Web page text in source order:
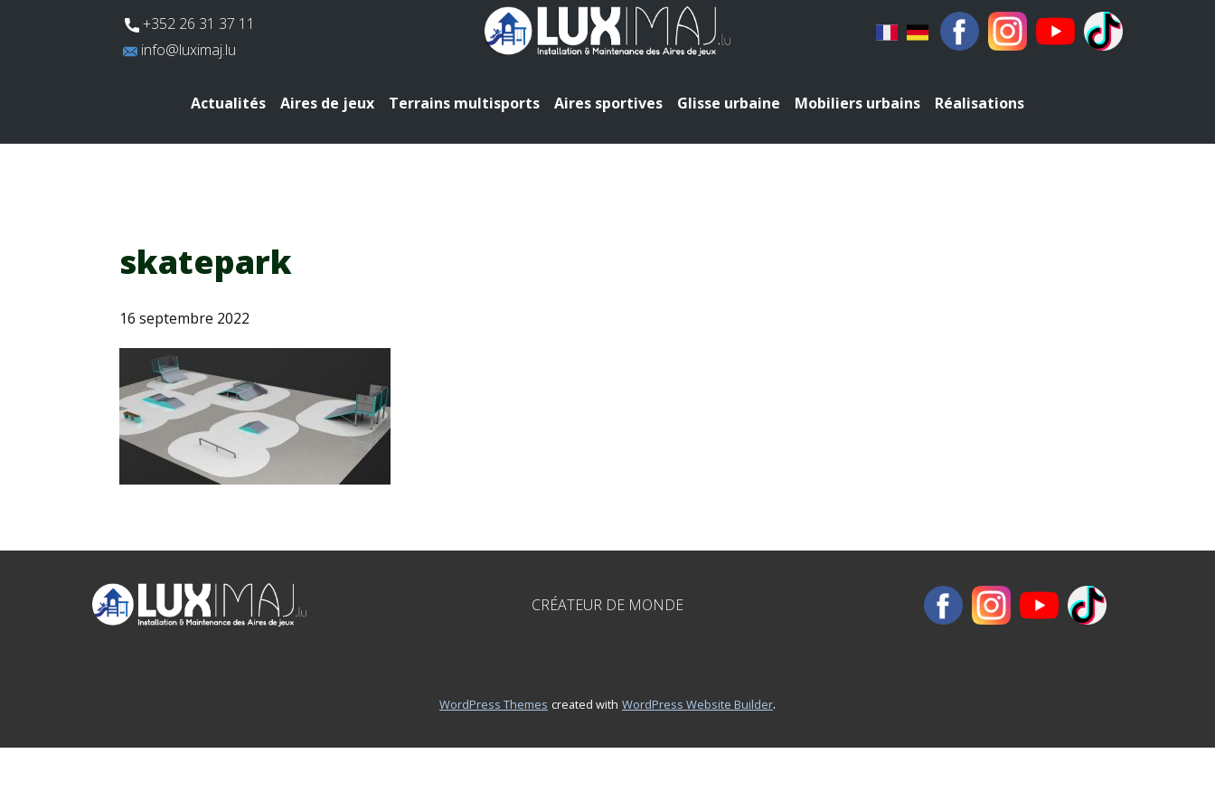
​+352 26 31 37 11
​info@luximaj.lu
Actualités Aires de jeux Terrains multisports Aires sportives Glisse urbaine Mobiliers urbains Réalisations
skatepark
16 septembre 2022
CRÉATEUR DE MONDE
WordPress Themes created with WordPress Website Builder.